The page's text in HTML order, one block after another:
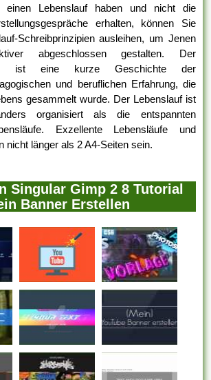
Lebenslauf haben und nicht die
erhalten, können Sie
Schreibprinzipien ausleihen, um Jenen
abgeschlossen gestalten. Der
ist eine kurze Geschichte der
und beruflichen Erfahrung, die
gesammelt wurde. Der Lebenslauf ist
organisiert als die entspannten
Exzellente Lebensläufe und
nicht länger als 2 A4-Seiten sein.
Singular Gimp 2 8 Tutorial
Banner Erstellen